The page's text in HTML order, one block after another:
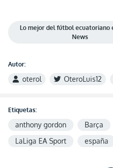
Lo mejor del fútbol ecuatoriano
News
Autor:
oterol OteroLuis12
Etiquetas:
anthony gordon Barça
LaLiga EA Sport
españa